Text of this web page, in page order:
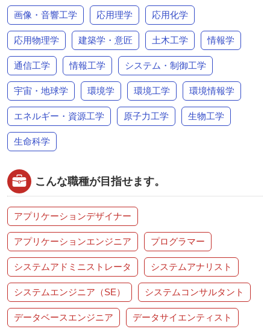
画像・音響工学 応用理学 応用化学
応用物理学 建築学・意匠 土木工学 情報学
通信工学 情報工学 システム・制御工学
宇宙・地球学 環境学 環境工学 環境情報学
エネルギー・資源工学 原子力工学 生物工学
生命科学
こんな職種が目指せます。
アプリケーションデザイナー
アプリケーションエンジニア プログラマー
システムアドミニストレータ システムアナリスト
システムエンジニア（SE） システムコンサルタント
データベースエンジニア データサイエンティスト